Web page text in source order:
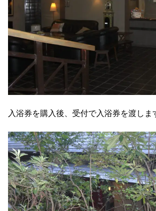
入浴券を購入後、受付で入浴券を渡しま